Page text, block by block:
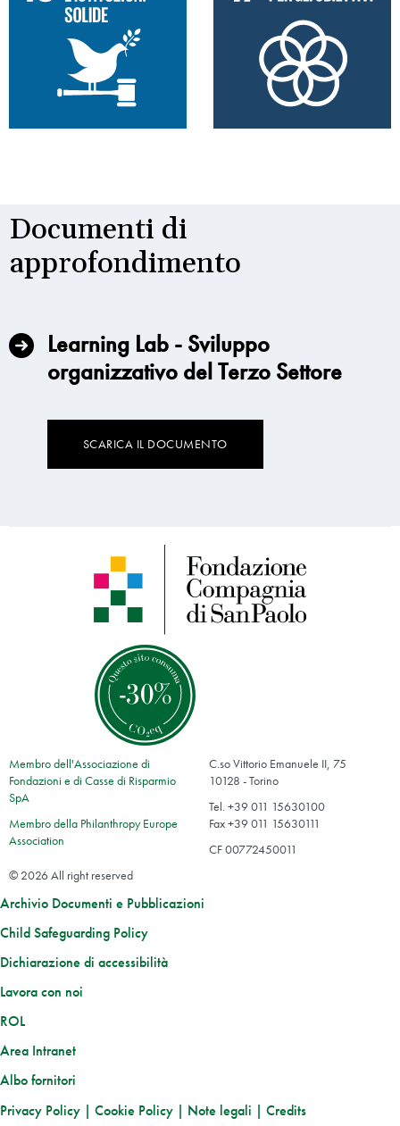
Documenti di
approfondimento
Learning Lab - Sviluppo
organizzativo del Terzo Settore
SCARICA IL DOCUMENTO
Membro dell'Associazione di
Fondazioni e di Casse di Risparmio
SpA
Membro della Philanthropy Europe
Association
C.so Vittorio Emanuele II, 75
10128 - Torino
Tel. +39 011 15630100
Fax +39 011 15630111
CF 00772450011
© 2026 All right reserved
Archivio Documenti e Pubblicazioni
Child Safeguarding Policy
Dichiarazione di accessibilità
Lavora con noi
ROL
Area Intranet
Albo fornitori
Privacy Policy | Cookie Policy | Note legali | Credits